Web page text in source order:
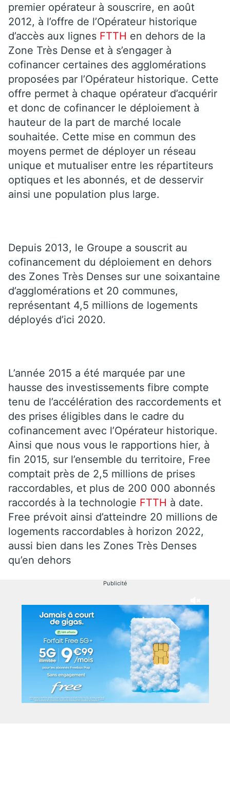
premier opérateur à souscrire, en août
2012, à l’offre de l’Opérateur historique
d’accès aux lignes FTTH en dehors de la
Zone Très Dense et à s’engager à
cofinancer certaines des agglomérations
proposées par l’Opérateur historique. Cette
offre permet à chaque opérateur d’acquérir
et donc de cofinancer le déploiement à
hauteur de la part de marché locale
souhaitée. Cette mise en commun des
moyens permet de déployer un réseau
unique et mutualiser entre les répartiteurs
optiques et les abonnés, et de desservir
ainsi une population plus large.
Depuis 2013, le Groupe a souscrit au
cofinancement du déploiement en dehors
des Zones Très Denses sur une soixantaine
d’agglomérations et 20 communes,
représentant 4,5 millions de logements
déployés d’ici 2020.
L’année 2015 a été marquée par une
hausse des investissements fibre compte
tenu de l’accélération des raccordements et
des prises éligibles dans le cadre du
cofinancement avec l’Opérateur historique.
Ainsi que nous vous le rapportions hier, à
fin 2015, sur l’ensemble du territoire, Free
comptait près de 2,5 millions de prises
raccordables, et plus de 200 000 abonnés
raccordés à la technologie FTTH à date.
Free prévoit ainsi d’atteindre 20 millions de
logements raccordables à horizon 2022,
aussi bien dans les Zones Très Denses
qu’en dehors
Publicité